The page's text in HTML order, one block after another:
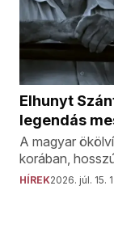
Elhunyt
legendás
A magyar
korában,
HÍREK2026. júl. 15.